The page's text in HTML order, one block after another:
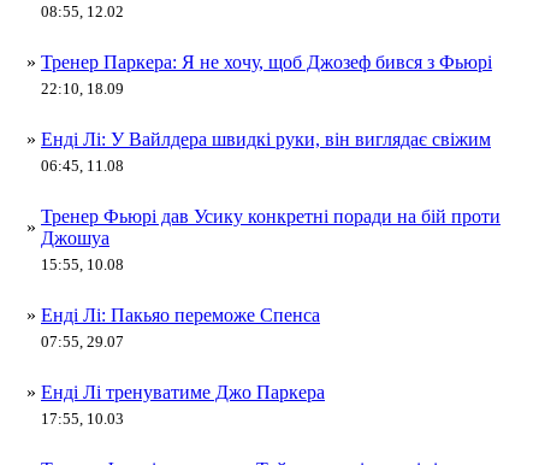
08:55, 12.02
» Тренер Паркера: Я не хочу, щоб Джозеф бився з Фьюрі
22:10, 18.09
» Енді Лі: У Вайлдера швидкі руки, він виглядає свіжим
06:45, 11.08
»
Тренер Фьюрі дав Усику конкретні поради на бій проти
Джошуа
15:55, 10.08
» Енді Лі: Пакьяо переможе Спенса
07:55, 29.07
» Енді Лі тренуватиме Джо Паркера
17:55, 10.03